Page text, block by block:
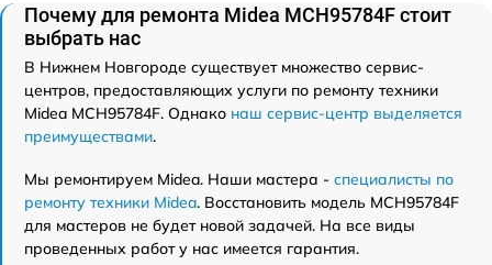
Почему для ремонта Midea MCH95784F стоит
выбрать нас
В Нижнем Новгороде существует множество сервис-
центров, предоставляющих услуги по ремонту техники
Midea MCH95784F. Однако наш сервис-центр выделяется
преимуществами.
Мы ремонтируем Midea. Наши мастера - специалисты по
ремонту техники Midea. Восстановить модель MCH95784F
для мастеров не будет новой задачей. На все виды
проведенных работ у нас имеется гарантия.